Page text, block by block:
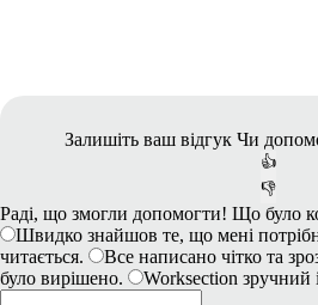
Залишіть ваш відгук Чи
👍
👎
Раді, що змогли допомогти! Що було
Швидко знайшов те, що мені
читається.
Все написано чітко та
було вирішено.
Worksection зручний